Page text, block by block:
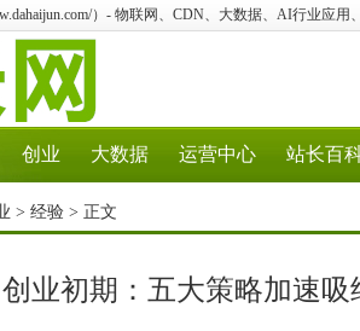
）- 物联网、CDN、大数据、AI行业应用
创业 大数据 运营中心 站长百
> 经验 > 正文
创业初期：五大策略加速